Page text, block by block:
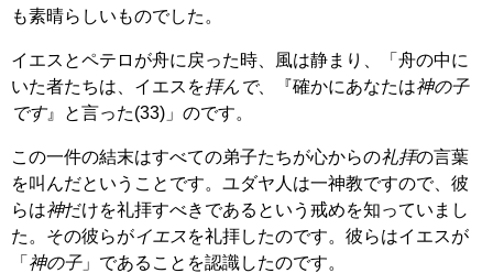
も素晴らしいものでした。
イエスとペテロが舟に戻った時、風は静まり、「舟の中に
いた者たちは、イエスを拝んで、『確かにあなたは神の子
です』と言った(33)」のです。
この一件の結末はすべての弟子たちが心からの礼拝の言葉
を叫んだということです。ユダヤ人は一神教ですので、彼
らは神だけを礼拝すべきであるという戒めを知っていまし
た。その彼らがイエスを礼拝したのです。彼らはイエスが
「 神の子」であることを認識したのです。